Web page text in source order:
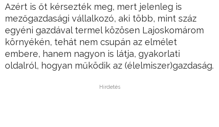
Azért is őt kérsezték meg, mert jelenleg is
mezőgazdasági vállalkozó, aki több, mint száz
egyéni gazdával termel közösen Lajoskomárom
környékén, tehát nem csupán az elmélet
embere, hanem nagyon is látja, gyakorlati
oldalról, hogyan működik az (élelmiszer)gazdaság.
Hirdetés